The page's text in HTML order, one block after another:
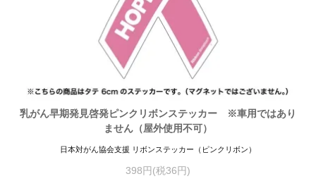
乳がん早期発見啓発ピンクリボンステッカー ※車用ではあり
ません（屋外使用不可）
日本対がん協会支援 リボンステッカー（ピンクリボン）
398円(税36円)